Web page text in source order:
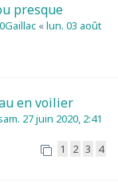
presque
«lun. 03 août
en voilier
27 juin 2020, 2:41
1 2 3 4